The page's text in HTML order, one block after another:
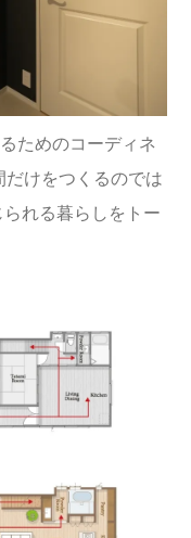
ためのコーディネ
けをつくるのでは
られる暮らしをトー